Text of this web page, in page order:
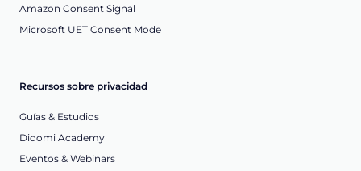
Amazon Consent Signal
Microsoft UET Consent Mode
Recursos sobre privacidad
Guías & Estudios
Didomi Academy
Eventos & Webinars